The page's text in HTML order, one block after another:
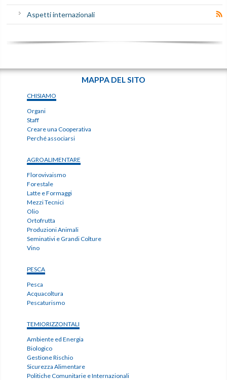
Aspetti internazionali
MAPPA DEL SITO
CHISIAMO
Organi
Staff
Creare una Cooperativa
Perché associarsi
AGROALIMENTARE
Florovivaismo
Forestale
Latte e Formaggi
Mezzi Tecnici
Olio
Ortofrutta
Produzioni Animali
Seminativi e Grandi Colture
Vino
PESCA
Pesca
Acquacoltura
Pescaturismo
TEMIORIZZONTALI
Ambiente ed Energia
Biologico
Gestione Rischio
Sicurezza Alimentare
Politiche Comunitarie e Internazionali